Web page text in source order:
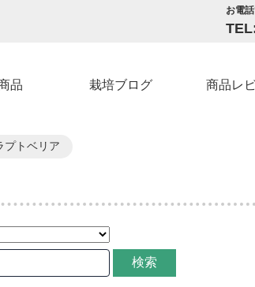
お電
品 栽培ブログ 商品レ
プトベリア
検索